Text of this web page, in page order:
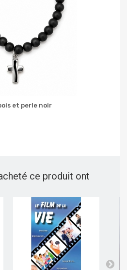
et perle noir
ce produit ont